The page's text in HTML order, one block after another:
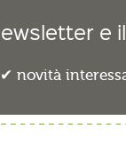
e
novità